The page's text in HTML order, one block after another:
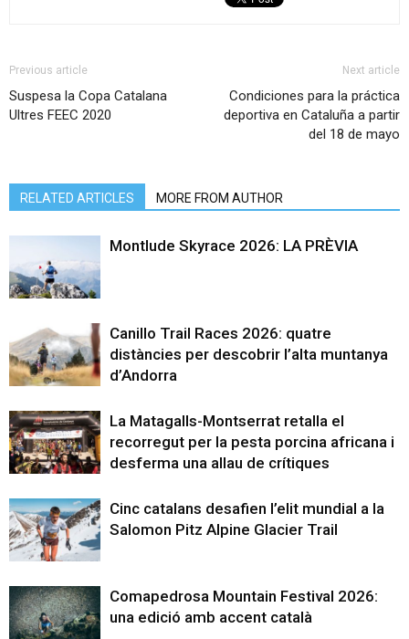
Previous article
Suspesa la Copa Catalana
Ultres FEEC 2020
Next article
Condiciones para la práctica
deportiva en Cataluña a partir
del 18 de mayo
RELATED ARTICLES MORE FROM AUTHOR
Montlude Skyrace 2026: LA PRÈVIA
Canillo Trail Races 2026: quatre
distàncies per descobrir l’alta muntanya
d’Andorra
La Matagalls-Montserrat retalla el
recorregut per la pesta porcina africana i
desferma una allau de crítiques
Cinc catalans desafien l’elit mundial a la
Salomon Pitz Alpine Glacier Trail
Comapedrosa Mountain Festival 2026:
una edició amb accent català